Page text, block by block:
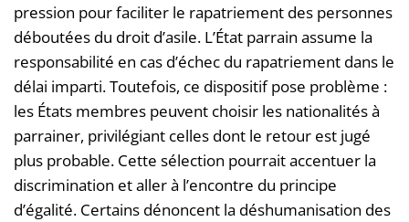
pression pour faciliter le rapatriement des personnes
déboutées du droit d’asile. L’État parrain assume la
responsabilité en cas d’échec du rapatriement dans le
délai imparti. Toutefois, ce dispositif pose problème :
les États membres peuvent choisir les nationalités à
parrainer, privilégiant celles dont le retour est jugé
plus probable. Cette sélection pourrait accentuer la
discrimination et aller à l’encontre du principe
d’égalité. Certains dénoncent la déshumanisation des